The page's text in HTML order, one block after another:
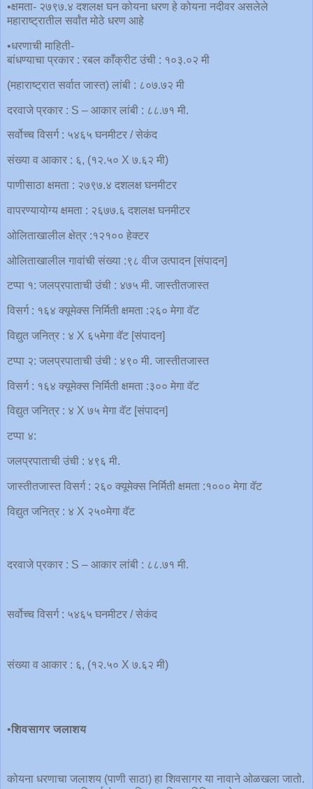
•क्षमता- २७९७.४ दशलक्ष घन कोयना धरण हे कोयना नदीवर असलेले
महाराष्ट्रातील सर्वांत मोठे धरण आहे
•धरणाची माहिती-
बांधण्याचा प्रकार : रबल काँक्रीट उंची : १०३.०२ मी
(महाराष्ट्रात सर्वात जास्त) लांबी : ८०७.७२ मी
दरवाजे प्रकार : S – आकार लांबी : ८८.७१ मी.
सर्वोच्च विसर्ग : ५४६५ घनमीटर / सेकंद
संख्या व आकार : ६, (१२.५० X ७.६२ मी)
पाणीसाठा क्षमता : २७९७.४ दशलक्ष घनमीटर
वापरण्यायोग्य क्षमता : २६७७.६ दशलक्ष घनमीटर
ओलिताखालील क्षेत्र :१२१०० हेक्टर
ओलिताखालील गावांची संख्या :९८ वीज उत्पादन [संपादन]
टप्पा १: जलप्रपाताची उंची : ४७५ मी. जास्तीतजास्त
विसर्ग : १६४ क्यूमेक्स निर्मिती क्षमता :२६० मेगा वॅट
विद्युत जनित्र : ४ X ६५मेगा वॅट [संपादन]
टप्पा २: जलप्रपाताची उंची : ४९० मी. जास्तीतजास्त
विसर्ग : १६४ क्यूमेक्स निर्मिती क्षमता :३०० मेगा वॅट
विद्युत जनित्र : ४ X ७५ मेगा वॅट [संपादन]
टप्पा ४:
जलप्रपाताची उंची : ४९६ मी.
जास्तीतजास्त विसर्ग : २६० क्यूमेक्स निर्मिती क्षमता :१००० मेगा वॅट
विद्युत जनित्र : ४ X २५०मेगा वॅट
दरवाजे प्रकार : S – आकार लांबी : ८८.७१ मी.
सर्वोच्च विसर्ग : ५४६५ घनमीटर / सेकंद
संख्या व आकार : ६, (१२.५० X ७.६२ मी)
•शिवसागर जलाशय
कोयना धरणाचा जलाशय (पाणी साठा) हा शिवसागर या नावाने ओळखला जातो.